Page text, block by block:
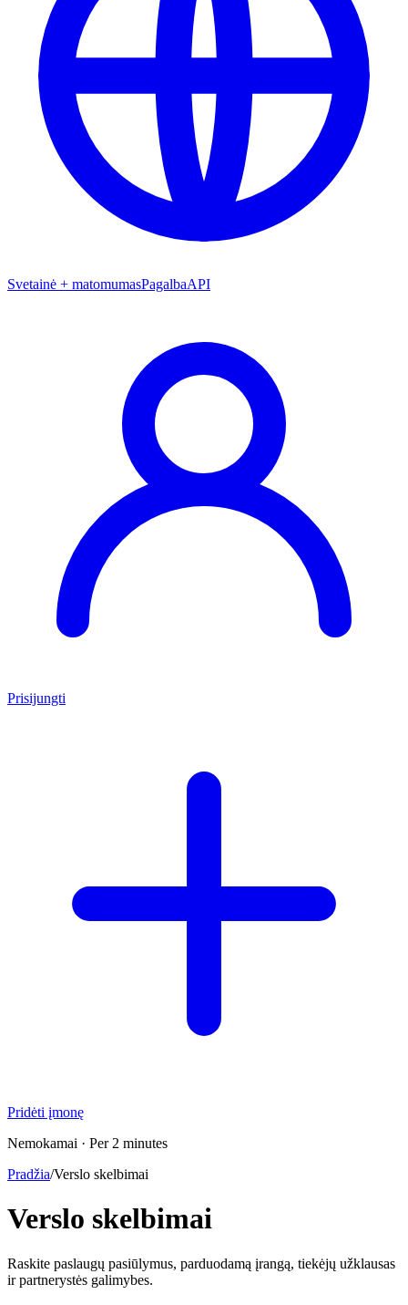
Svetainė + matomumasPagalbaAPI
Prisijungti
Pridėti įmonę
Nemokamai · Per 2 minutes
Pradžia/Verslo skelbimai
Verslo skelbimai
Raskite paslaugų pasiūlymus, parduodamą įrangą, tiekėjų užklausas
ir partnerystės galimybes.